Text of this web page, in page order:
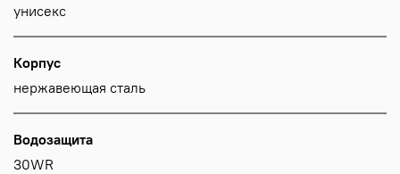
унисекс
Корпус
нержавеющая сталь
Водозащита
30WR